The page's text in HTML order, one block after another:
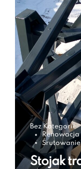
Bez Kategorii
Renowacja
Śrutowanie
Stojak